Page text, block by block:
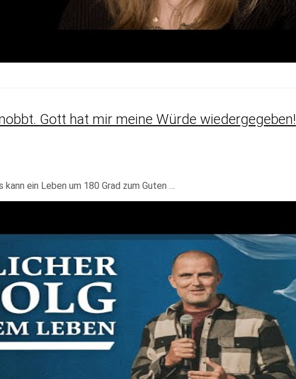
Gott hat mir meine Würde wiedergegeben!
ein Leben um 180 Grad zum Guten …